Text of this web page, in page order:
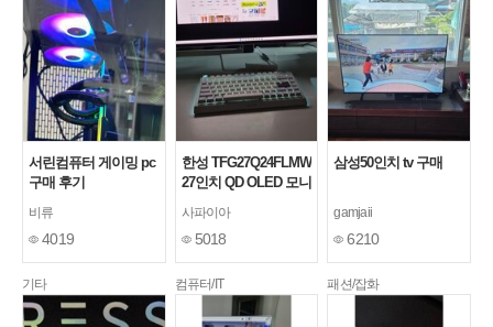
서린컴퓨터 게이밍 pc
구매 후기
비류
4019
한성 TFG27Q24FLMW
27인치 QD OLED 모니
사파이아
5018
삼성50인치 tv 구매
gamjaii
6210
기타 컴퓨터/IT 패션/잡화